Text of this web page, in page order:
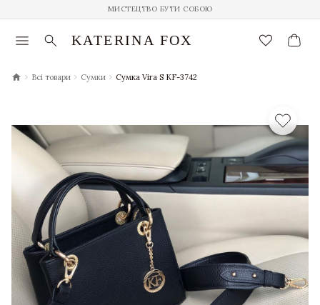
МИСТЕЦТВО БУТИ СОБОЮ
menu search KATERINA FOX favorite_border
chevron_right Всі товари chevron_right Сумки chevron_right Сумка Vira S KF-3742